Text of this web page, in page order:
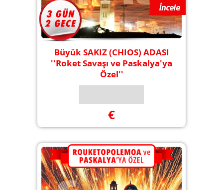
Büyük SAKIZ (CHIOS) ADASI
''Roket Savaşı ve Paskalya'ya
Özel''
€